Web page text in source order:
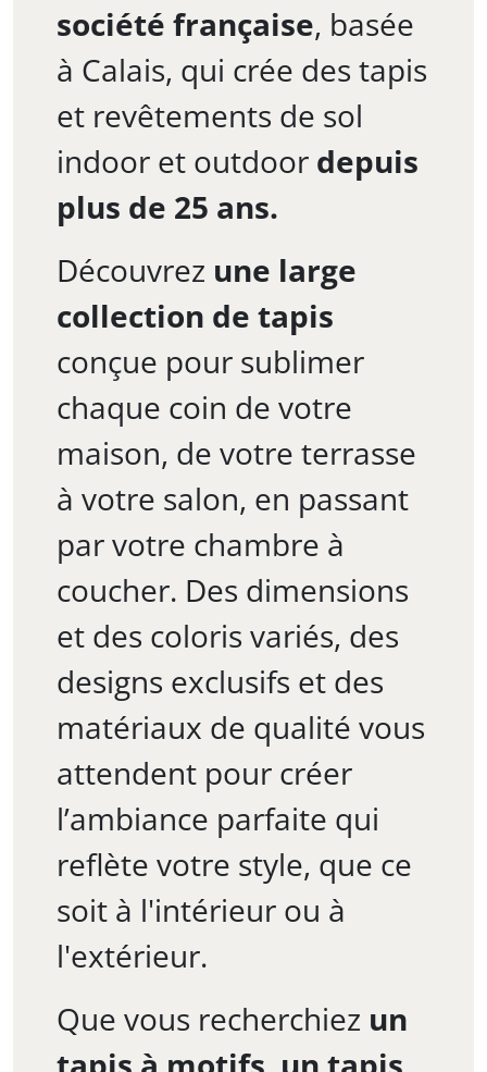
société française, basée
à Calais, qui crée des tapis
et revêtements de sol
indoor et outdoor depuis
plus de 25 ans.
Découvrez une large
collection de tapis
conçue pour sublimer
chaque coin de votre
maison, de votre terrasse
à votre salon, en passant
par votre chambre à
coucher. Des dimensions
et des coloris variés, des
designs exclusifs et des
matériaux de qualité vous
attendent pour créer
l’ambiance parfaite qui
reflète votre style, que ce
soit à l'intérieur ou à
l'extérieur.
Que vous recherchiez un